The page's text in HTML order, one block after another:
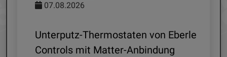
07.08.2026
Unterputz-Thermostaten von Eberle
Controls mit Matter-Anbindung